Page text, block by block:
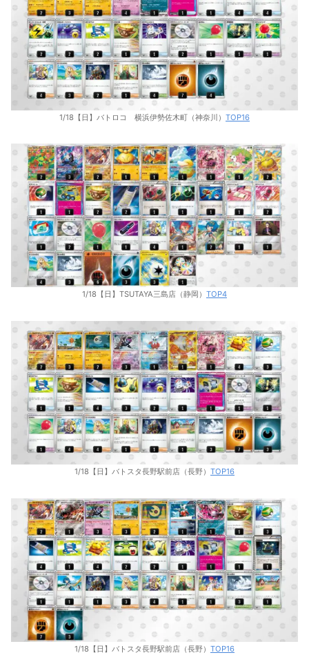
1/18【日】バトロコ 横浜伊勢佐木町（神奈川） TOP16
1/18【日】TSUTAYA三島店（静岡） TOP4
1/18【日】バトスタ長野駅前店（長野） TOP16
1/18【日】バトスタ長野駅前店（長野） TOP16